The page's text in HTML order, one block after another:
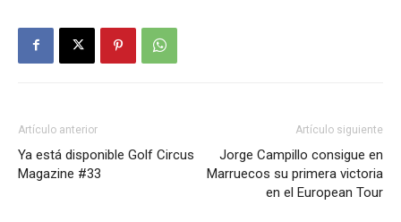
Artículo anterior
Ya está disponible Golf Circus
Magazine #33
Artículo siguiente
Jorge Campillo consigue en
Marruecos su primera victoria
en el European Tour